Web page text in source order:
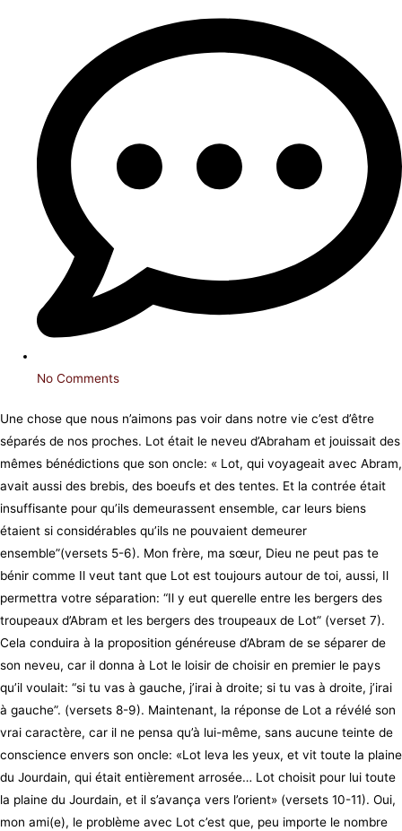
No Comments
Une chose que nous n’aimons pas voir dans notre vie c’est d’être
séparés de nos proches. Lot était le neveu d’Abraham et jouissait des
mêmes bénédictions que son oncle: « Lot, qui voyageait avec Abram,
avait aussi des brebis, des boeufs et des tentes. Et la contrée était
insuffisante pour qu’ils demeurassent ensemble, car leurs biens
étaient si considérables qu’ils ne pouvaient demeurer
ensemble”(versets 5-6). Mon frère, ma sœur, Dieu ne peut pas te
bénir comme Il veut tant que Lot est toujours autour de toi, aussi, Il
permettra votre séparation: “Il y eut querelle entre les bergers des
troupeaux d’Abram et les bergers des troupeaux de Lot” (verset 7).
Cela conduira à la proposition généreuse d’Abram de se séparer de
son neveu, car il donna à Lot le loisir de choisir en premier le pays
qu’il voulait: “si tu vas à gauche, j’irai à droite; si tu vas à droite, j’irai
à gauche”. (versets 8-9). Maintenant, la réponse de Lot a révélé son
vrai caractère, car il ne pensa qu’à lui-même, sans aucune teinte de
conscience envers son oncle: «Lot leva les yeux, et vit toute la plaine
du Jourdain, qui était entièrement arrosée… Lot choisit pour lui toute
la plaine du Jourdain, et il s’avança vers l’orient» (versets 10-11). Oui,
mon ami(e), le problème avec Lot c’est que, peu importe le nombre